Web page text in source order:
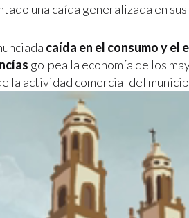
una caída generalizada en
caída en el consumo y el
golpea la economía de los
la actividad comercial del